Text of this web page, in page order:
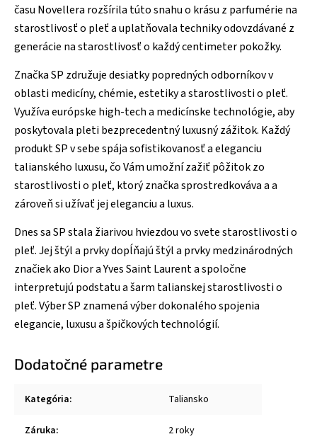
času Novellera rozšírila túto snahu o krásu z parfumérie na
starostlivosť o pleť a uplatňovala techniky odovzdávané z
generácie na starostlivosť o každý centimeter pokožky.
Značka SP združuje desiatky popredných odborníkov v
oblasti medicíny, chémie, estetiky a starostlivosti o pleť.
Využíva európske high-tech a medicínske technológie, aby
poskytovala pleti bezprecedentný luxusný zážitok. Každý
produkt SP v sebe spája sofistikovanosť a eleganciu
talianského luxusu, čo Vám umožní zažiť pôžitok zo
starostlivosti o pleť, ktorý značka sprostredkováva a a
zároveň si užívať jej eleganciu a luxus.
Dnes sa SP stala žiarivou hviezdou vo svete starostlivosti o
pleť. Jej štýl a prvky dopĺňajú štýl a prvky medzinárodných
značiek ako Dior a Yves Saint Laurent a spoločne
interpretujú podstatu a šarm talianskej starostlivosti o
pleť. Výber SP znamená výber dokonalého spojenia
elegancie, luxusu a špičkových technológií.
Dodatočné parametre
Kategória: Taliansko
Záruka: 2 roky